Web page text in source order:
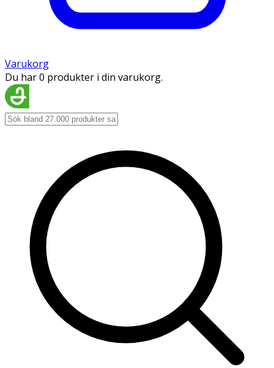
Varukorg
Du har 0 produkter i din varukorg.